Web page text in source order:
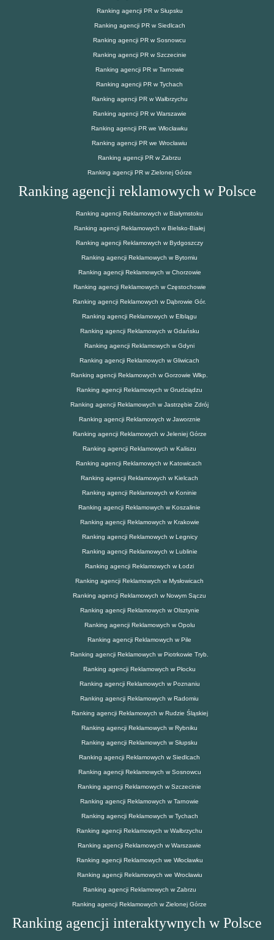
Ranking agencji PR w Słupsku
Ranking agencji PR w Siedlcach
Ranking agencji PR w Sosnowcu
Ranking agencji PR w Szczecinie
Ranking agencji PR w Tarnowie
Ranking agencji PR w Tychach
Ranking agencji PR w Wałbrzychu
Ranking agencji PR w Warszawie
Ranking agencji PR we Włocławku
Ranking agencji PR we Wrocławiu
Ranking agencji PR w Zabrzu
Ranking agencji PR w Zielonej Górze
Ranking agencji reklamowych w Polsce
Ranking agencji Reklamowych w Białymstoku
Ranking agencji Reklamowych w Bielsko-Białej
Ranking agencji Reklamowych w Bydgoszczy
Ranking agencji Reklamowych w Bytomiu
Ranking agencji Reklamowych w Chorzowie
Ranking agencji Reklamowych w Częstochowie
Ranking agencji Reklamowych w Dąbrowie Gór.
Ranking agencji Reklamowych w Elblągu
Ranking agencji Reklamowych w Gdańsku
Ranking agencji Reklamowych w Gdyni
Ranking agencji Reklamowych w Gliwicach
Ranking agencji Reklamowych w Gorzowie Wlkp.
Ranking agencji Reklamowych w Grudziądzu
Ranking agencji Reklamowych w Jastrzębie Zdrój
Ranking agencji Reklamowych w Jaworznie
Ranking agencji Reklamowych w Jeleniej Górze
Ranking agencji Reklamowych w Kaliszu
Ranking agencji Reklamowych w Katowicach
Ranking agencji Reklamowych w Kielcach
Ranking agencji Reklamowych w Koninie
Ranking agencji Reklamowych w Koszalinie
Ranking agencji Reklamowych w Krakowie
Ranking agencji Reklamowych w Legnicy
Ranking agencji Reklamowych w Lublinie
Ranking agencji Reklamowych w Łodzi
Ranking agencji Reklamowych w Mysłowicach
Ranking agencji Reklamowych w Nowym Sączu
Ranking agencji Reklamowych w Olsztynie
Ranking agencji Reklamowych w Opolu
Ranking agencji Reklamowych w Pile
Ranking agencji Reklamowych w Piotrkowie Tryb.
Ranking agencji Reklamowych w Płocku
Ranking agencji Reklamowych w Poznaniu
Ranking agencji Reklamowych w Radomiu
Ranking agencji Reklamowych w Rudzie Śląskiej
Ranking agencji Reklamowych w Rybniku
Ranking agencji Reklamowych w Słupsku
Ranking agencji Reklamowych w Siedlcach
Ranking agencji Reklamowych w Sosnowcu
Ranking agencji Reklamowych w Szczecinie
Ranking agencji Reklamowych w Tarnowie
Ranking agencji Reklamowych w Tychach
Ranking agencji Reklamowych w Wałbrzychu
Ranking agencji Reklamowych w Warszawie
Ranking agencji Reklamowych we Włocławku
Ranking agencji Reklamowych we Wrocławiu
Ranking agencji Reklamowych w Zabrzu
Ranking agencji Reklamowych w Zielonej Górze
Ranking agencji interaktywnych w Polsce